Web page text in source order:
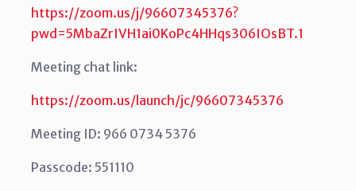
https://zoom.us/j/96607345376?
pwd=5MbaZrIVH1ai0KoPc4HHqs306IOsBT.1
Meeting chat link:
https://zoom.us/launch/jc/96607345376
Meeting ID: 966 0734 5376
Passcode: 551110